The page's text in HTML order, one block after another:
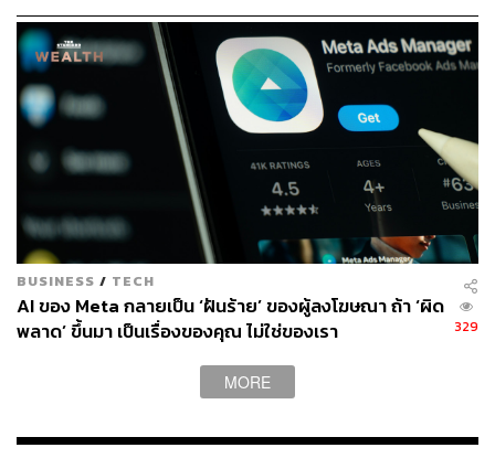
BUSINESS / TECH
AI ของ Meta กลายเป็น ‘ฝันร้าย’ ของผู้ลงโฆษณา ถ้า ‘ผิด
พลาด’ ขึ้นมา เป็นเรื่องของคุณ ไม่ใช่ของเรา
329
MORE